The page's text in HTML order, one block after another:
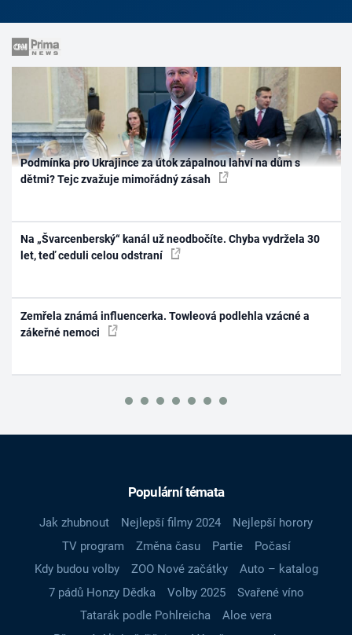
Podmínka pro Ukrajince za útok zápalnou lahví na dům s
dětmi? Tejc zvažuje mimořádný zásah
Na „Švarcenberský“ kanál už neodbočíte. Chyba vydržela 30
let, teď ceduli celou odstraní
Zemřela známá influencerka. Towleová podlehla vzácné a
zákeřné nemoci
Populární témata
Jak zhubnout Nejlepší filmy 2024
Nejlepší horory
TV program
Změna času Partie
Počasí
Kdy budou volby
ZOO Nové začátky
Auto – katalog
7 pádů Honzy Dědka
Volby 2025
Svařené víno
Tatarák podle Pohlreicha
Aloe vera